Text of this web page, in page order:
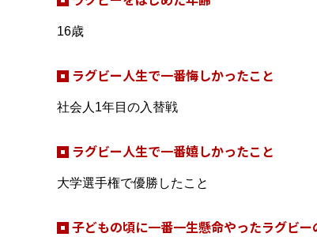
16歳
ラグビー人生で一番悔しかったこと
社会人1年目の入替戦
ラグビー人生で一番嬉しかったこと
大学選手権で優勝したこと
子どもの頃に一番一生懸命やったラグビー